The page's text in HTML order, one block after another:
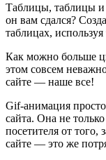
Таблицы, таблицы и
он вам сдался?
таблицах, используя
Как можно больше
этом совсем
сайте — наше все!
Gif-анимация
сайта. Она не только
посетителя от
сайте — это же